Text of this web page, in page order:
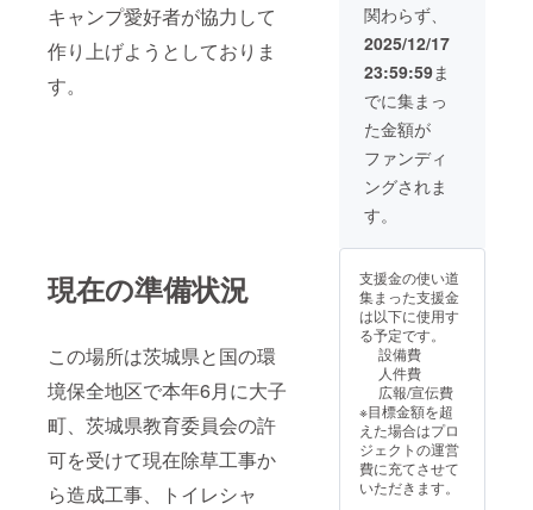
キャンプ愛好者が協力して
作り上げようとしておりま
す。
現在の準備状況
この場所は茨城県と国の環
境保全地区で本年6月に大子
町、茨城県教育委員会の許
可を受けて現在除草工事か
ら造成工事、トイレシャ
関わらず、
2025/12/17
23:59:59ま
でに集まっ
た金額が
ファンディ
ングされま
す。
支援金の使い道
集まった支援金
は以下に使用す
る予定です。
設備費
人件費
広報/宣伝費
※目標金額を超
えた場合はプロ
ジェクトの運営
費に充てさせて
いただきます。